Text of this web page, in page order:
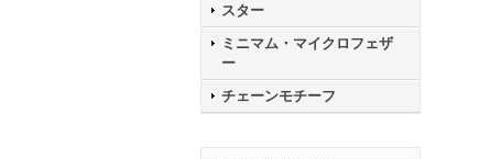
スター
ミニマム・マイクロフェザ
ー
チェーンモチーフ